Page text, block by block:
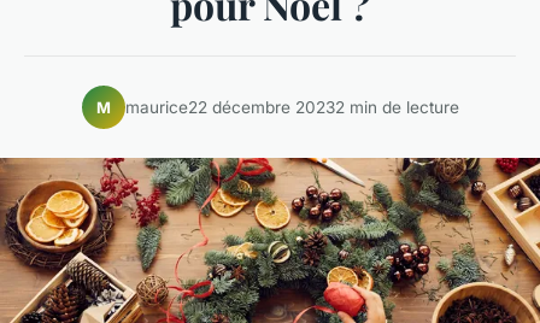
M maurice22 décembre 20232 min de lecture